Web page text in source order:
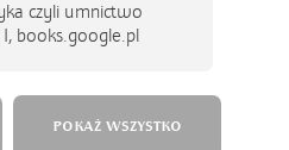
czyli umnictwo
I, books.google.pl
POKAŻ WSZYSTKO